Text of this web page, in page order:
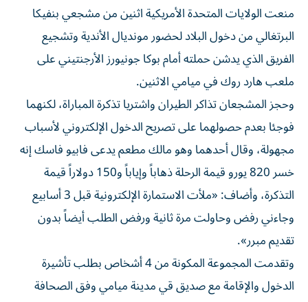
منعت الولايات المتحدة الأمريكية اثنين من مشجعي بنفيكا
البرتغالي من دخول البلاد لحضور مونديال الأندية وتشجيع
الفريق الذي يدشن حملته أمام بوكا جونيورز الأرجنتيني على
ملعب هارد روك في ميامي الاثنين.
وحجز المشجعان تذاكر الطيران واشتريا تذكرة المباراة، لكنهما
فوجئا بعدم حصولهما على تصريح الدخول الإلكتروني لأسباب
مجهولة، وقال أحدهما وهو مالك مطعم يدعى فابيو فاسك إنه
خسر 820 يورو قيمة الرحلة ذهاباً وإياباً و150 دولاراً قيمة
التذكرة، وأضاف: «ملأت الاستمارة الإلكترونية قبل 3 أسابيع
وجاءني رفض وحاولت مرة ثانية ورفض الطلب أيضاً بدون
تقديم مبرر».
وتقدمت المجموعة المكونة من 4 أشخاص بطلب تأشيرة
الدخول والإقامة مع صديق قي مدينة ميامي وفق الصحافة